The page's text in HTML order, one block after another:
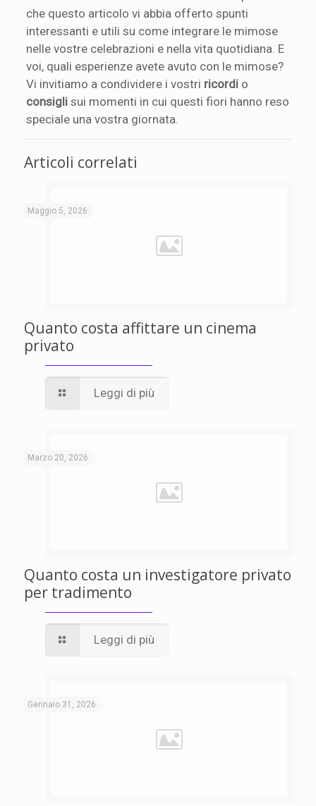
che questo articolo vi abbia offerto spunti
interessanti e utili su come integrare le mimose
nelle vostre celebrazioni e nella vita quotidiana. E
voi, quali esperienze avete avuto con le mimose?
Vi invitiamo a condividere i vostri ricordi o
consigli sui momenti in cui questi fiori hanno reso
speciale una vostra giornata.
Articoli correlati
Maggio 5, 2026
Quanto costa affittare un cinema
privato
Leggi di più
Marzo 20, 2026
Quanto costa un investigatore privato
per tradimento
Leggi di più
Gennaio 31, 2026